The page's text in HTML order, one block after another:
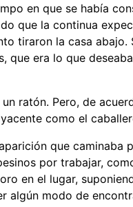
en que se había
que la continua
tiraron la casa
que era lo que
ratón. Pero, de
como el
que
por trabajar,
en el lugar,
algún modo de